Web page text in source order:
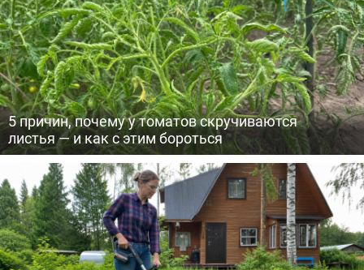
5 причин, почему у томатов скручиваются
листья — и как с этим бороться